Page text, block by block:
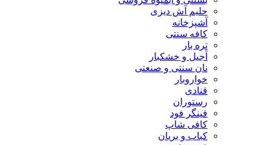
حلیم آش دیزی
آشپزخانه
کافه سنتی
تره بار
آجیل و خشکبار
نان سنتی و صنعتی
خواروبار
قنادی
رستوران
فینگر فود
کافی شاپ
کباب و بریان